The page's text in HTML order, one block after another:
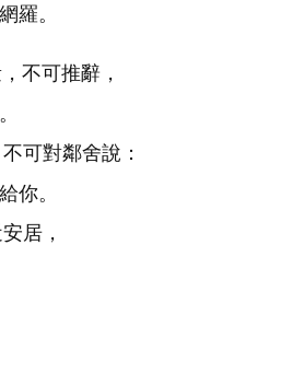
羅。
不可推辭，
可對鄰舍說：
你。
居，